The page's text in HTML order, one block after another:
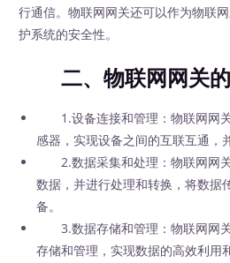
行通信。物联网网关还可以作为物联
护系统的安全性。
二、物联网网关
1.设备连接和管理：物联网网
感器，实现设备之间的互联互通，
2.数据采集和处理：物联网网
数据，并进行处理和转换，将数据
备。
3.数据存储和管理：物联网网
存储和管理，实现数据的高效利用